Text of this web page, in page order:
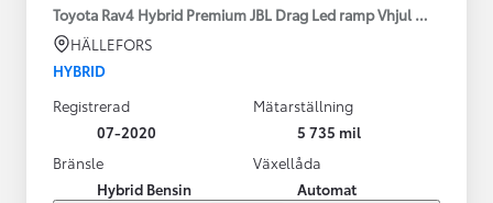
Toyota Rav4 Hybrid Premium JBL Drag Led ramp Vhjul motorv
HÄLLEFORS
HYBRID
Registrerad
07-2020
Mätarställning
5 735 mil
Bränsle
Hybrid Bensin
Växellåda
Automat